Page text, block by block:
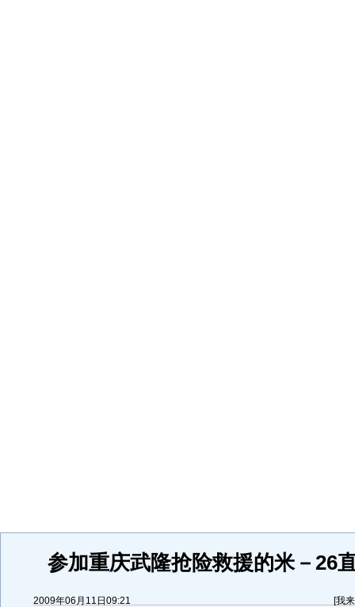
参加重庆武隆抢险救援的米－26
2009年06月11日09:21 [我